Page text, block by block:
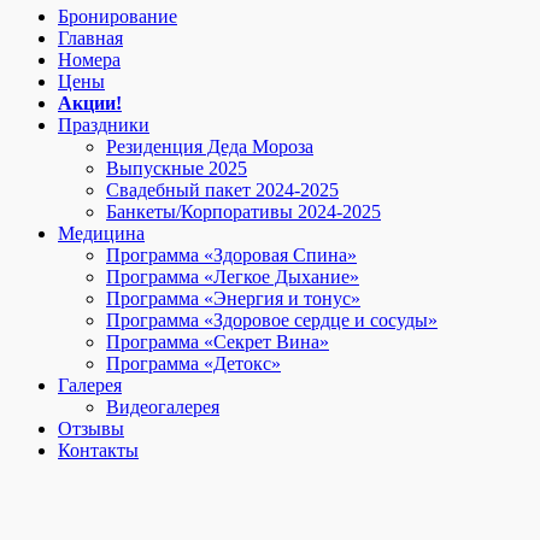
Бронирование
Главная
Номера
Цены
Акции!
Праздники
Резиденция Деда Мороза
Выпускные 2025
Свадебный пакет 2024-2025
Банкеты/Корпоративы 2024-2025
Медицина
Программа «Здоровая Спина»
Программа «Легкое Дыхание»
Программа «Энергия и тонус»
Программа «Здоровое сердце и сосуды»
Программа «Секрет Вина»
Программа «Детокс»
Галерея
Видеогалерея
Отзывы
Контакты